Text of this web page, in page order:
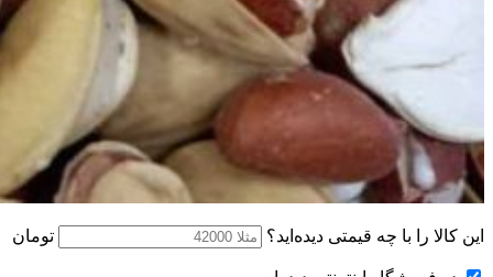
این کالا را با چه قیمتی دیده‌اید؟ تومان